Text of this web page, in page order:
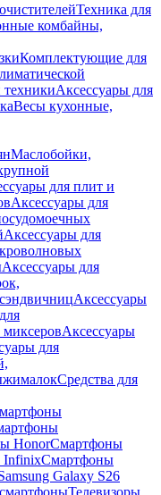
Техника для
комбайны,
Комплектующие для
техникиАксессуары для
Весы кухонные,
Маслобойки,
для плит и
Аксессуары для
Аксессуары для
Аксессуары для
Аксессуары
миксеровАксессуары
для
Средства для
HonorСмартфоны
InfinixСмартфоны
Galaxy S26
Телевизоры,